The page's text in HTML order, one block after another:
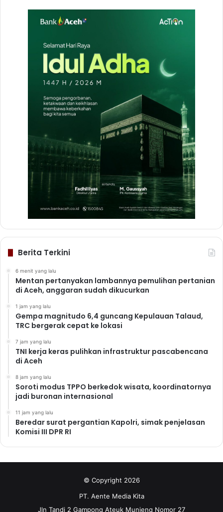
Berita Terkini
6 menit yang lalu
Mentan pertanyakan lambannya pemulihan pertanian
di Aceh, anggaran sudah dikucurkan
1 jam yang lalu
Gempa magnitudo 6,4 guncang Kepulauan Talaud,
TRC bergerak cepat ke lokasi
7 jam yang lalu
TNI kerja keras pulihkan infrastruktur pascabencana
di Aceh
8 jam yang lalu
Soroti modus TPPO berkedok wisata, koordinatornya
jadi buronan internasional
11 jam yang lalu
Beredar surat pergantian Kapolri, simak penjelasan
Komisi III DPR RI
© Copyright 2026
PT. Aente Media Kita
Jln Tandi 2 Gampong Ateuk Munjeng Nomor 27